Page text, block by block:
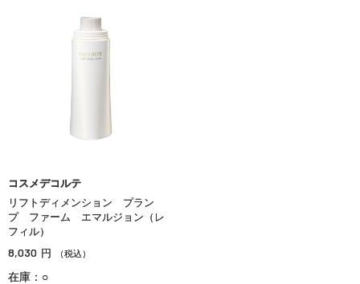
コスメデコルテ
リフトディメンション プラン
プ ファーム エマルジョン（レ
フィル）
8,030 円 （税込）
在庫：○